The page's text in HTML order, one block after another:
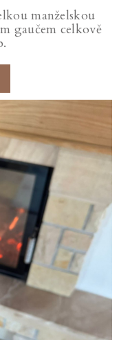
manželskou
gaučem celkově